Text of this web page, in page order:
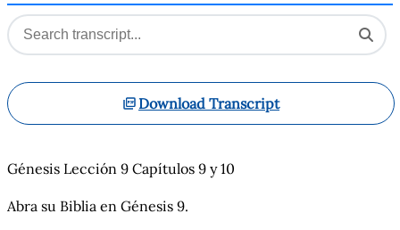
Download Transcript
Génesis Lección 9 Capítulos 9 y 10
Abra su Biblia en Génesis 9.